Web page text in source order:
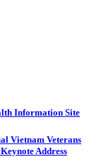
Information Site
Vietnam Veterans
Address